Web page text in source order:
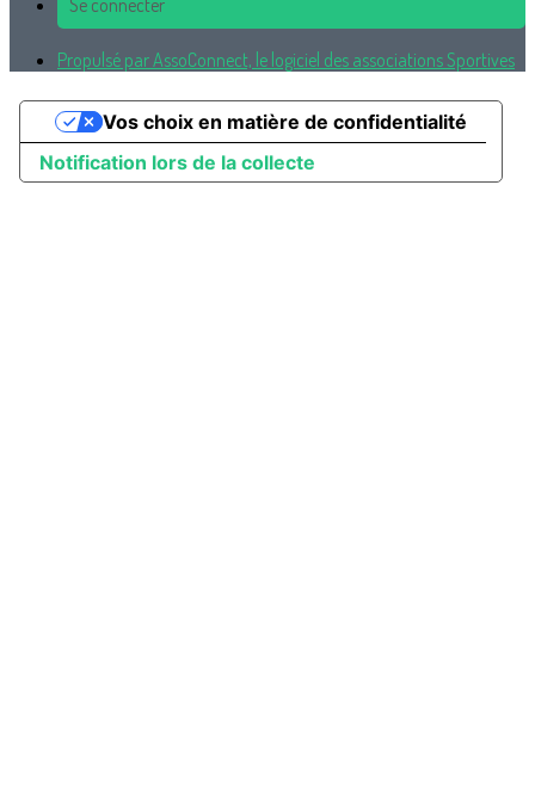
Se connecter
Propulsé par AssoConnect, le logiciel des associations Sportives
Notification lors de la collecte
Vos choix en matière de confidentialité